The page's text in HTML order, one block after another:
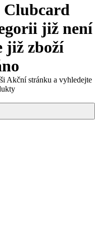
Clubcard
již není
již zboží
Akční stránku a vyhledejte